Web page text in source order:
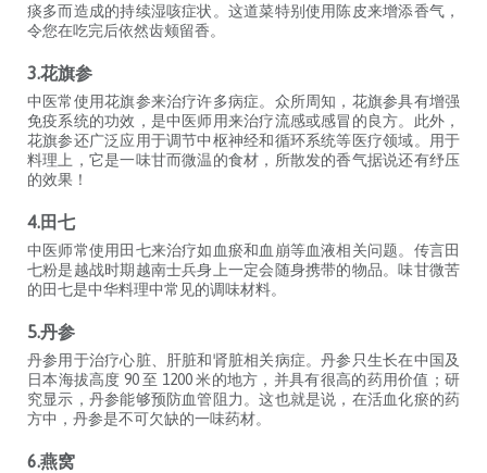
痰多而造成的持续湿咳症状。这道菜特别使用陈皮来增添香气，
令您在吃完后依然齿颊留香。
3.花旗参
中医常使用花旗参来治疗许多病症。众所周知，花旗参具有增强
免疫系统的功效，是中医师用来治疗流感或感冒的良方。此外，
花旗参还广泛应用于调节中枢神经和循环系统等医疗领域。用于
料理上，它是一味甘而微温的食材，所散发的香气据说还有纾压
的效果！
4.田七
中医师常使用田七来治疗如血瘀和血崩等血液相关问题。传言田
七粉是越战时期越南士兵身上一定会随身携带的物品。味甘微苦
的田七是中华料理中常见的调味材料。
5.丹参
丹参用于治疗心脏、肝脏和肾脏相关病症。丹参只生长在中国及
日本海拔高度 90 至 1200 米的地方，并具有很高的药用价值；研
究显示，丹参能够预防血管阻力。这也就是说，在活血化瘀的药
方中，丹参是不可欠缺的一味药材。
6.燕窝